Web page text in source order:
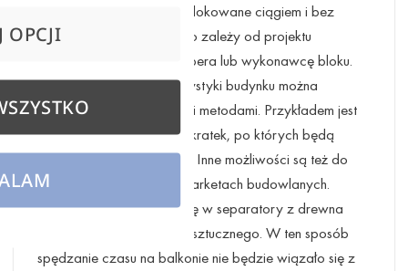
wyjścia balkonowe są rozlokowane ciągiem i bez
właściwego odstępu. Dużo zależy od projektu
przyjętego przez dewelopera lub wykonawcę bloku.
Niezależnie od charakterystyki budynku można
odseparować się prostymi metodami. Przykładem jest
zamontowanie bocznych kratek, po których będą
rozwijać się rośliny pnące. Inne możliwości są też do
kupienia w popularnych marketach budowlanych.
Można tam zaopatrzyć się w separatory z drewna
albo trwałego tworzywa sztucznego. W ten sposób
spędzanie czasu na balkonie nie będzie wiązało się z
OPCJI